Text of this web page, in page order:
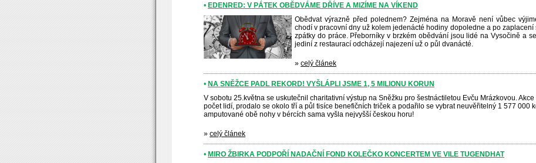
• EDENRED: V PÁTEK OBĚDVÁME DŘÍVE A MIZÍME NA VÍKEND
Obědvat výrazně před polednem? Zejména na Moravě není vůbec
chodí v pracovní dny už kolem jedenácté hodiny dopoledne a po zaplacení
zpátky do práce. Přeborníky v brzkém obědvání jsou lidé na Vysočině a
jediní z restaurací odcházejí najezení už o půl dvanácté.
» celý článek
• NA SNĚŽCE PADL REKORD! VYŠLÁPLI JSME 1, 5 MILIONU KORUN
V sobotu 25.května se uskutečnil charitativní výstup na Sněžku pro šestnáctiletou Evču Mrázkovou.
počet lidí, prodalo se okolo tří a půl tisíce benefičních triček a podařilo se vybrat neuvěřitelný 1 577 000
amputované obě nohy v bércích sama vyšla nejvyšší českou horu!
» celý článek
• MIRO ŽBIRKA PODPOŘÍ NADAČNÍ FOND KOLEČKO KONCERTEM VE VILE TUGENDHAT